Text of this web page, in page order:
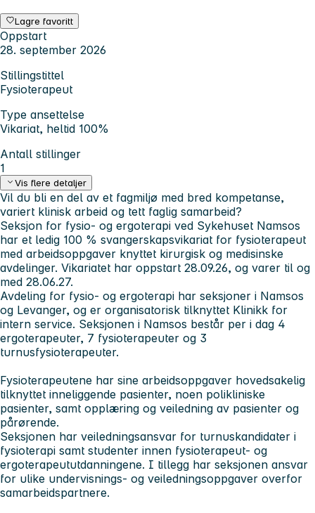
Lagre favoritt
Oppstart
28. september 2026
Stillingstittel
Fysioterapeut
Type ansettelse
Vikariat, heltid 100%
Antall stillinger
1
Vis flere detaljer
Vil du bli en del av et fagmiljø med bred kompetanse,
variert klinisk arbeid og tett faglig samarbeid?
Seksjon for fysio- og ergoterapi ved Sykehuset Namsos
har et ledig 100 % svangerskapsvikariat for fysioterapeut
med arbeidsoppgaver knyttet kirurgisk og medisinske
avdelinger. Vikariatet har oppstart 28.09.26, og varer til og
med 28.06.27.
Avdeling for fysio- og ergoterapi har seksjoner i Namsos
og Levanger, og er organisatorisk tilknyttet Klinikk for
intern service. Seksjonen i Namsos består per i dag 4
ergoterapeuter, 7 fysioterapeuter og 3
turnusfysioterapeuter.
Fysioterapeutene har sine arbeidsoppgaver hovedsakelig
tilknyttet inneliggende pasienter, noen polikliniske
pasienter, samt opplæring og veiledning av pasienter og
pårørende.
Seksjonen har veiledningsansvar for turnuskandidater i
fysioterapi samt studenter innen fysioterapeut- og
ergoterapeututdanningene. I tillegg har seksjonen ansvar
for ulike undervisnings- og veiledningsoppgaver overfor
samarbeidspartnere.